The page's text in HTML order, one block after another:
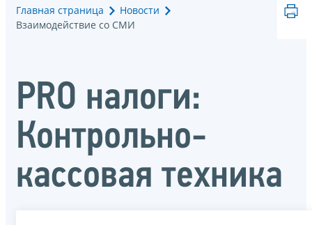
Главная страница
Новости
Взаимодействие со СМИ
PRO налоги:
Контрольно-
кассовая техника